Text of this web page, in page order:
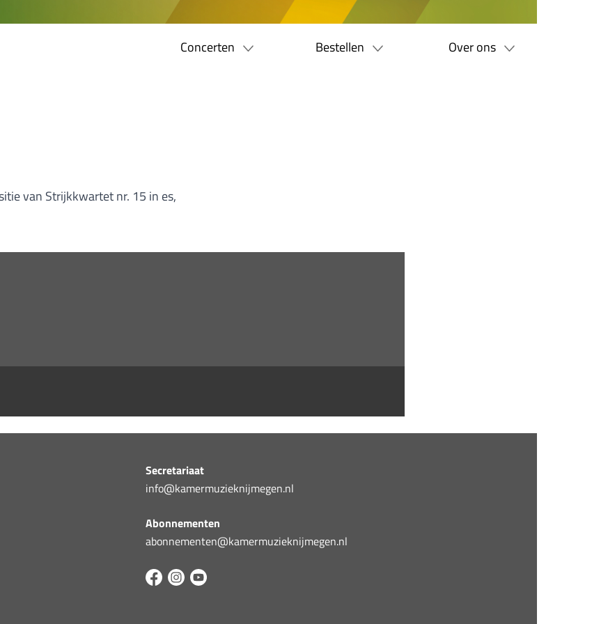
Concerten Bestellen Over ons
van Strijkkwartet nr. 15 in es,
Secretariaat
info@kamermuzieknijmegen.nl
Abonnementen
abonnementen@kamermuzieknijmegen.nl